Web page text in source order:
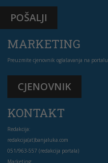
POŠALJI
MARKETING
Preuzmite cjenovnik oglašavanja na portalu
CJENOVNIK
KONTAKT
Redakcija:
redakcija(at)banjaluka.com
051/963-557 (redakcija portala)